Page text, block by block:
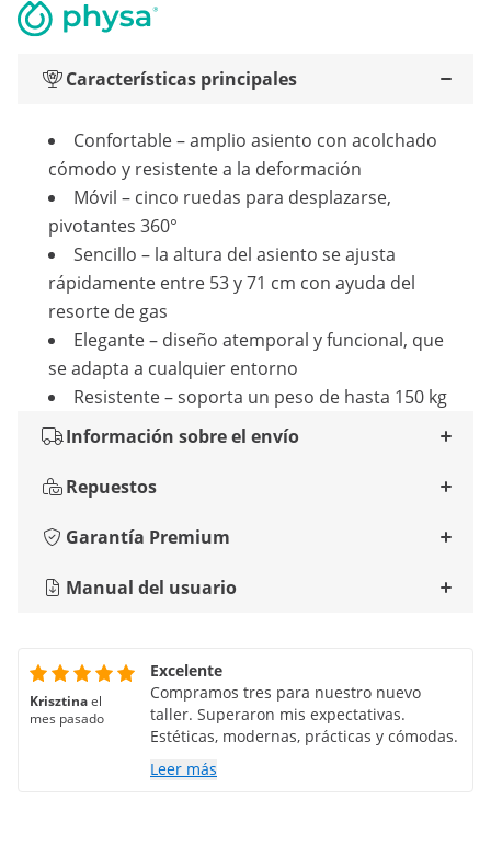
Características principales
Confortable – amplio asiento con acolchado
cómodo y resistente a la deformación
Móvil – cinco ruedas para desplazarse,
pivotantes 360°
Sencillo – la altura del asiento se ajusta
rápidamente entre 53 y 71 cm con ayuda del
resorte de gas
Elegante – diseño atemporal y funcional, que
se adapta a cualquier entorno
Resistente – soporta un peso de hasta 150 kg
Información sobre el envío
Repuestos
Garantía Premium
Manual del usuario
Krisztinael
mes pasado
Excelente
Compramos tres para nuestro nuevo
taller. Superaron mis expectativas.
Estéticas, modernas, prácticas y cómodas.
Leer más